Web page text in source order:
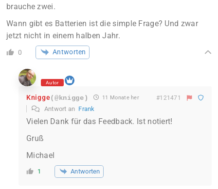
brauche zwei.
Wann gibt es Batterien ist die simple Frage? Und zwar
jetzt nicht in einem halben Jahr.
0 Antworten
Autor
Knigge(@knigge) 11 Monate her #121471
Antwort an Frank
Vielen Dank für das Feedback. Ist notiert!
Gruß
Michael
1 Antworten